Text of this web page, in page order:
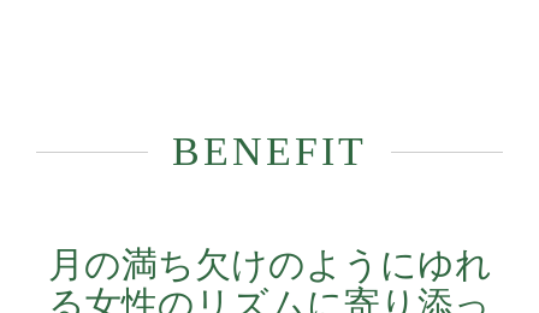
BENEFIT
月の満ち欠けのようにゆれ
る女性のリズムに寄り添っ